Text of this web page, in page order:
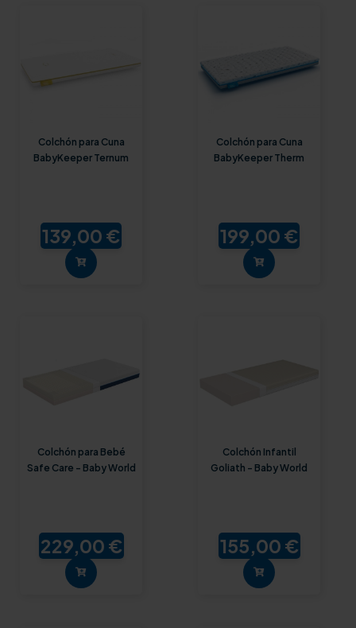
Colchón para Cuna
BabyKeeper Ternum
139,00 €
Colchón para Cuna
BabyKeeper Therm
199,00 €
Colchón para Bebé
Safe Care - Baby World
229,00 €
Colchón Infantil
Goliath - Baby World
155,00 €